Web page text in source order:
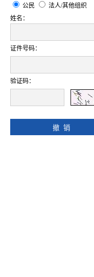
公民
法人/其他组织
姓名：
证件号码：
验证码：